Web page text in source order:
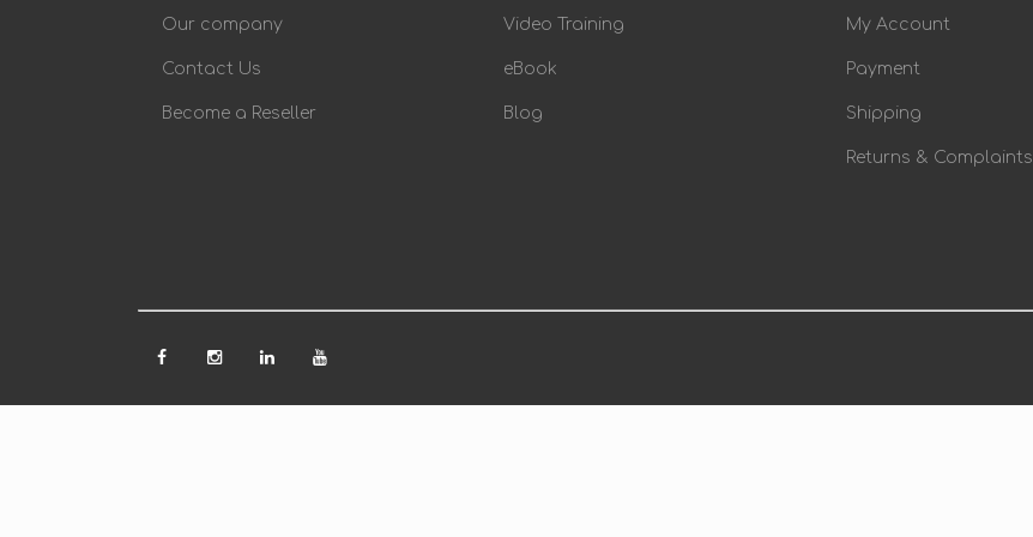
Our company
Contact Us
Become a Reseller
Video Training
eBook
Blog
My Account
Payment
Shipping
Returns & Complaints